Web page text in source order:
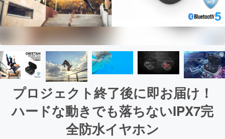
プロジェクト終了後に即お届け！
ハードな動きでも落ちないIPX7完
全防水イヤホン